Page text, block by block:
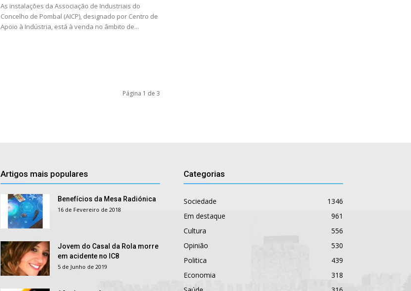
As instalações da Associação de Industriais do
Concelho de Pombal (AICP), designado por Centro de
Apoio à Indústria, está à venda no âmbito de...
Página 1 de 3
Artigos mais populares
Benefícios da Mesa Radiónica
16 de Fevereiro de 2018
Jovem do Casal da Rola morre
em acidente no IC8
5 de Junho de 2019
Categorias
Sociedade
1346
Em destaque
961
Cultura
556
Opinião
530
Politica
439
Economia
318